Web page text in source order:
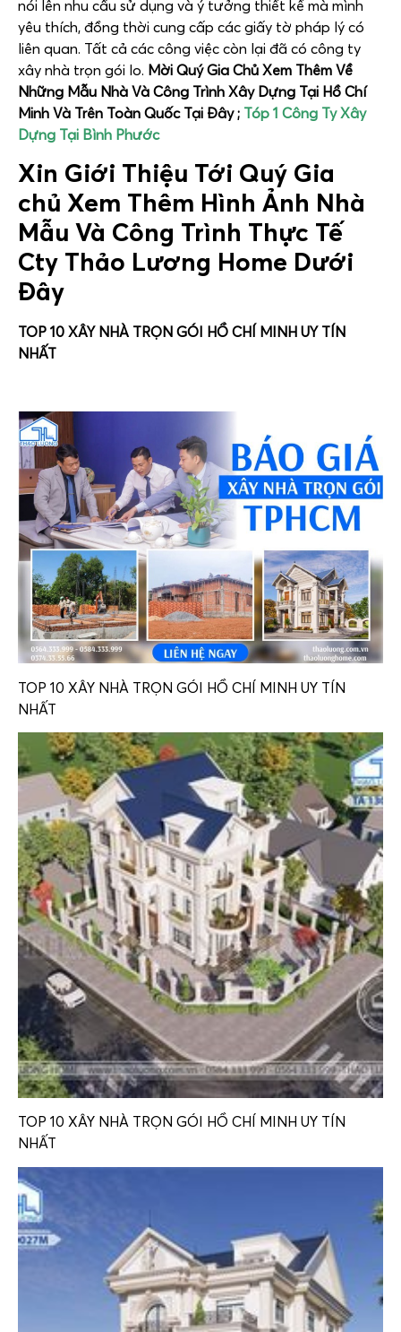
nói lên nhu cầu sử dụng và ý tưởng thiết kế mà mình
yêu thích, đồng thời cung cấp các giấy tờ pháp lý có
liên quan. Tất cả các công việc còn lại đã có công ty
xây nhà trọn gói lo. Mời Quý Gia Chủ Xem Thêm Về
Những Mẫu Nhà Và Công Trình Xây Dựng Tại Hồ Chí
Minh Và Trên Toàn Quốc Tại Đây ; Tóp 1 Công Ty Xây
Dựng Tại Bình Phước
Xin Giới Thiệu Tới Quý Gia
chủ Xem Thêm Hình Ảnh Nhà
Mẫu Và Công Trình Thực Tế
Cty Thảo Lương Home Dưới
Đây
TOP 10 XÂY NHÀ TRỌN GÓI HỒ CHÍ MINH UY TÍN
NHẤT
TOP 10 XÂY NHÀ TRỌN GÓI HỒ CHÍ MINH UY TÍN
NHẤT
TOP 10 XÂY NHÀ TRỌN GÓI HỒ CHÍ MINH UY TÍN
NHẤT